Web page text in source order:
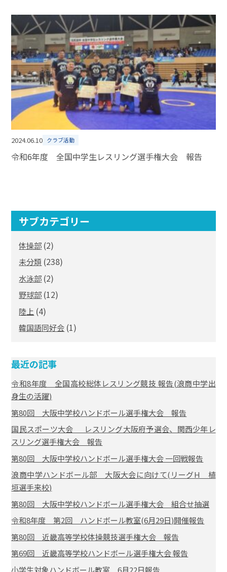
2024.06.10 クラブ活動
令和6年度 全国中学生レスリング選手権大会 報告
サブカテゴリー
体操部 (2)
未分類 (238)
水泳部 (2)
野球部 (12)
陸上 (4)
韓国語同好会 (1)
最近の記事
令和8年度 全国高校総体レスリング競技 報告(浪商中学出
身生の活躍)
第80回 大阪中学校ハンドボール選手権大会 報告
国民スポーツ大会 レスリング大阪府予選会、関西少年レ
スリング選手権大会 報告
第80回 大阪中学校ハンドボール選手権大会 一回戦報告
浪商中学ハンドボール部 大阪大会に向けて(リーグH 植
垣選手来校)
第80回 大阪中学校ハンドボール選手権大会 組合せ抽選
令和8年度 第2回 ハンドボール教室(6月29日)開催報告
第80回 近畿高等学校体操競技選手権大会 報告
第69回 近畿高等学校ハンドボール選手権大会 報告
小学生対象ハンドボール教室 6月22日報告